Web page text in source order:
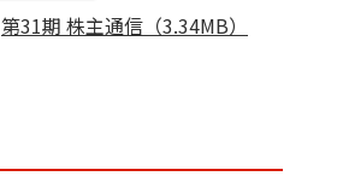
第31期 株主通信（3.34MB）